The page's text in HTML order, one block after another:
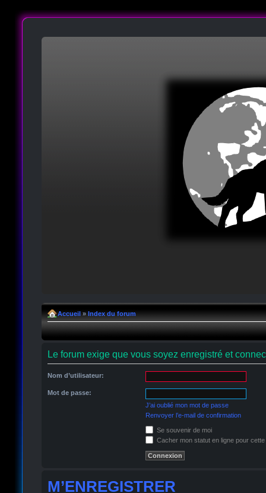
Accueil » Index du forum
Le forum exige que vous soyez enregistré et
Nom d’utilisateur:
Mot de passe:
J’ai oublié mon mot de passe
Renvoyer l’e-mail de confirmation
Se souvenir de moi
Cacher mon statut en ligne pour
M’ENREGISTRER